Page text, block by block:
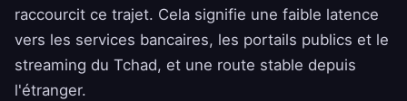
raccourcit ce trajet. Cela signifie une faible latence
vers les services bancaires, les portails publics et le
streaming du Tchad, et une route stable depuis
l'étranger.